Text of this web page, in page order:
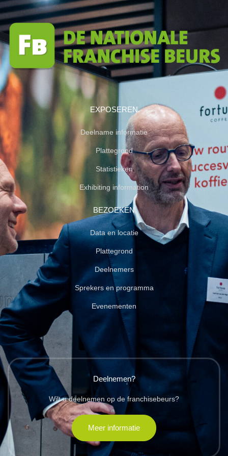
EXPOSEREN
Deelname informatie
Plattegrond
Statistieken
Exhibiting information
BEZOEKEN
Data en locatie
Plattegrond
Deelnemers
Sprekers en programma
Evenementen
Deelnemen?
Wilt u deelnemen op de franchisebeurs?
Meer informatie